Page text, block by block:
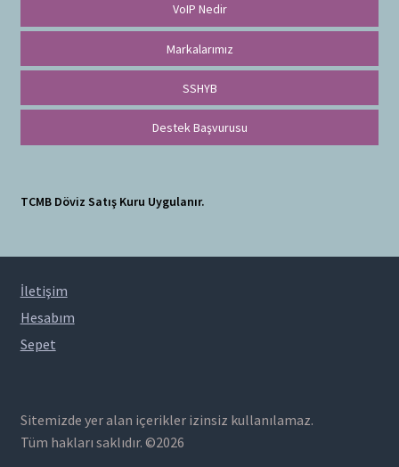
VoIP Nedir
Markalarımız
SSHYB
Destek Başvurusu
TCMB Döviz Satış Kuru Uygulanır.
İletişim
Hesabım
Sepet
Sitemizde yer alan içerikler izinsiz kullanılamaz.
Tüm hakları saklıdır. ©2026